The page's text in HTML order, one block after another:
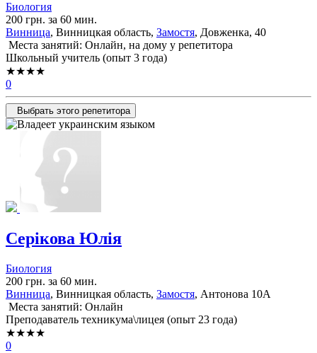
Биология
200 грн. за 60 мин.
Винница, Винницкая область, Замостя, Довженка, 40
Места занятий: Онлайн, на дому у репетитора
Школьный учитель (опыт 3 года)
★★★★
0
Выбрать этого репетитора
Серікова Юлія
Биология
200 грн. за 60 мин.
Винница, Винницкая область, Замостя, Антонова 10А
Места занятий: Онлайн
Преподаватель техникума\лицея (опыт 23 года)
★★★★
0